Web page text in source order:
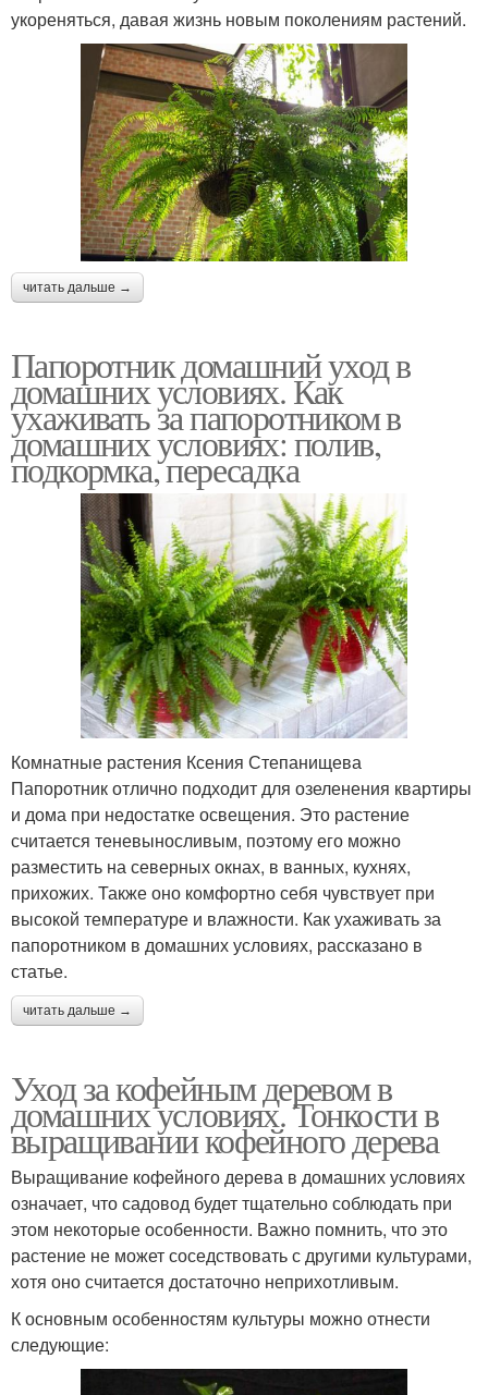
укореняться, давая жизнь новым поколениям растений.
читать дальше →
Папоротник домашний уход в
домашних условиях. Как
ухаживать за папоротником в
домашних условиях: полив,
подкормка, пересадка
Комнатные растения Ксения Степанищева
Папоротник отлично подходит для озеленения квартиры
и дома при недостатке освещения. Это растение
считается теневыносливым, поэтому его можно
разместить на северных окнах, в ванных, кухнях,
прихожих. Также оно комфортно себя чувствует при
высокой температуре и влажности. Как ухаживать за
папоротником в домашних условиях, рассказано в
статье.
читать дальше →
Уход за кофейным деревом в
домашних условиях. Тонкости в
выращивании кофейного дерева
Выращивание кофейного дерева в домашних условиях
означает, что садовод будет тщательно соблюдать при
этом некоторые особенности. Важно помнить, что это
растение не может соседствовать с другими культурами,
хотя оно считается достаточно неприхотливым.
К основным особенностям культуры можно отнести
следующие: